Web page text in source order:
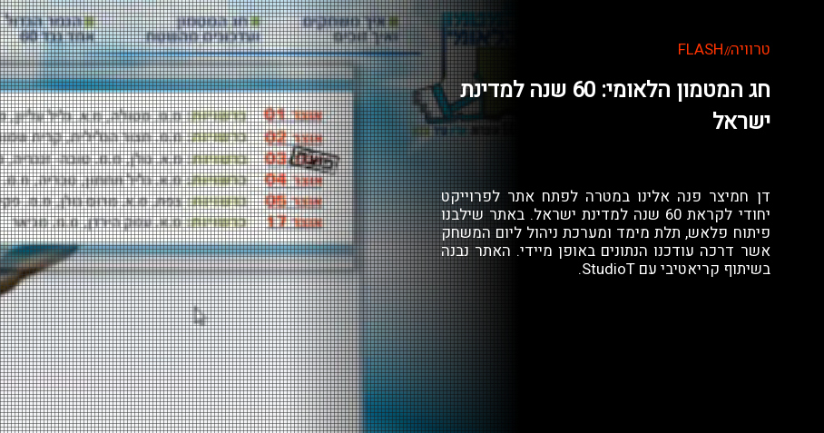
טרוויה//
FLASH
חג המטמון הלאומי: 60 שנה למדינת
ישראל
דן חמיצר פנה אלינו במטרה לפתח אתר לפרוייקט
יחודי לקראת 60 שנה למדינת ישראל. באתר שילבנו
פיתוח פלאש, תלת מימד ומערכת ניהול ליום המשחק
אשר דרכה עודכנו הנתונים באופן מיידי. האתר נבנה
בשיתוף קריאטיבי עם StudioT.